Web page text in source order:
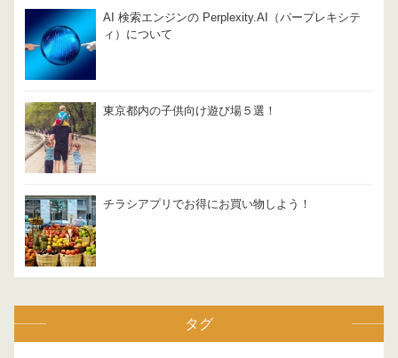
AI 検索エンジンの Perplexity.AI（パープレキシテ
ィ）について
東京都内の子供向け遊び場５選！
チラシアプリでお得にお買い物しよう！
タグ